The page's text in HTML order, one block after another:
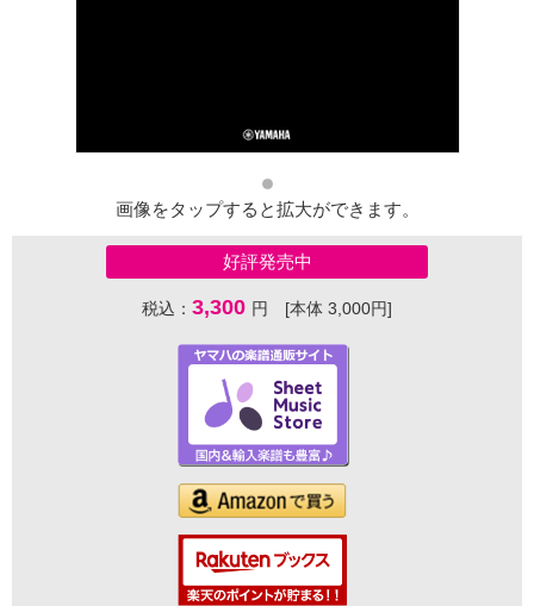
画像をタップすると拡大ができます。
好評発売中
税込： 3,300 円 [本体 3,000円]